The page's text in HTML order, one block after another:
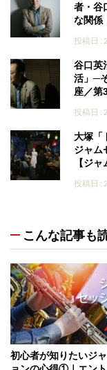
者・谷
な関係
投稿日 :
谷口英
活」─
座／第
投稿日 :
大塚「
ジャム
【ジ
投稿日 :
こんな記事も
初心者が知りたいジ